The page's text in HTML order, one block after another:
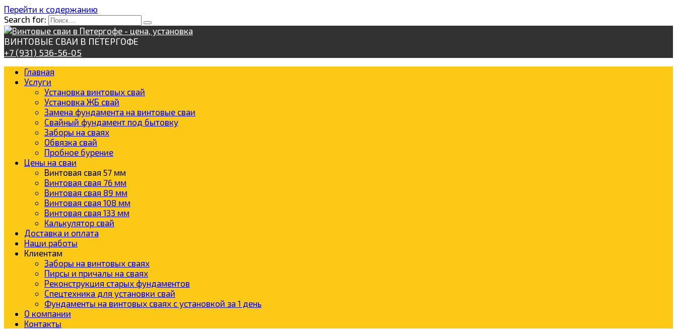
Перейти к содержанию
Search for:
ВИНТОВЫЕ СВАИ В ПЕТЕРГОФЕ
+7 (931) 536-56-05
Главная
Услуги
Установка винтовых свай
Установка ЖБ свай
Замена фундамента на винтовые сваи
Свайный фундамент под бытовку
Заборы на сваях
Обвязка свай
Пробное бурение
Цены на сваи
Винтовая свая 57 мм
Винтовая свая 76 мм
Винтовая свая 89 мм
Винтовая свая 108 мм
Винтовая свая 133 мм
Калькулятор свай
Доставка и оплата
Наши работы
Клиентам
Заборы на винтовых сваях
Пирсы и причалы на сваях
Реконструкция старых фундаментов
Спецтехника для установки свай
Фундаменты на винтовых сваях с установкой за 1 день
О компании
Контакты